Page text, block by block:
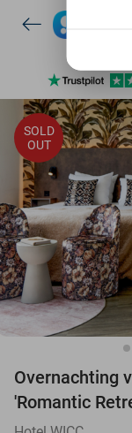
SOLD
OUT
Overnachting
'Romantic